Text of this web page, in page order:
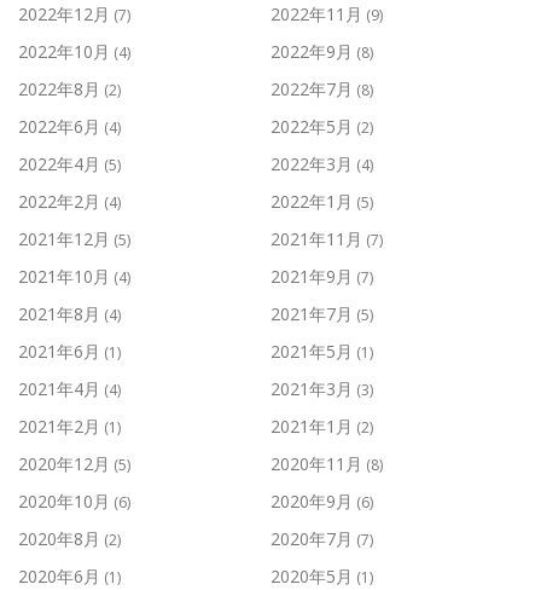
2022年12月 (7) 2022年11月 (9)
2022年10月 (4) 2022年9月 (8)
2022年8月 (2) 2022年7月 (8)
2022年6月 (4) 2022年5月 (2)
2022年4月 (5) 2022年3月 (4)
2022年2月 (4) 2022年1月 (5)
2021年12月 (5) 2021年11月 (7)
2021年10月 (4) 2021年9月 (7)
2021年8月 (4) 2021年7月 (5)
2021年6月 (1) 2021年5月 (1)
2021年4月 (4) 2021年3月 (3)
2021年2月 (1) 2021年1月 (2)
2020年12月 (5) 2020年11月 (8)
2020年10月 (6) 2020年9月 (6)
2020年8月 (2) 2020年7月 (7)
2020年6月 (1) 2020年5月 (1)